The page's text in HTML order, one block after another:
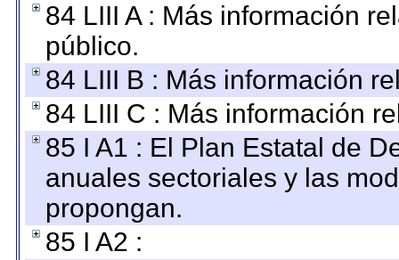
84 LIII A : Más información
público.
84 LIII B : Más información
84 LIII C : Más información
85 I A1 : El Plan Estatal de
anuales sectoriales y las
propongan.
85 I A2 :